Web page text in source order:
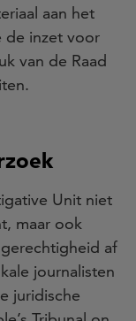
aan het
de inzet voor
van de Raad
Unit niet
maar ook
af
journalisten
juridische